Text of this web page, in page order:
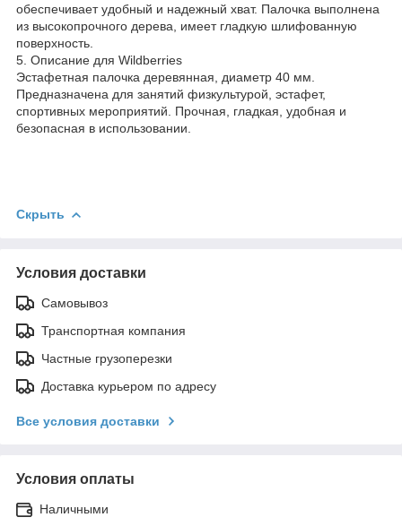
обеспечивает удобный и надежный хват. Палочка выполнена
из высокопрочного дерева, имеет гладкую шлифованную
поверхность.
5. Описание для Wildberries
Эстафетная палочка деревянная, диаметр 40 мм.
Предназначена для занятий физкультурой, эстафет,
спортивных мероприятий. Прочная, гладкая, удобная и
безопасная в использовании.
Скрыть
Условия доставки
Самовывоз
Транспортная компания
Частные грузоперезки
Доставка курьером по адресу
Все условия доставки
Условия оплаты
Наличными